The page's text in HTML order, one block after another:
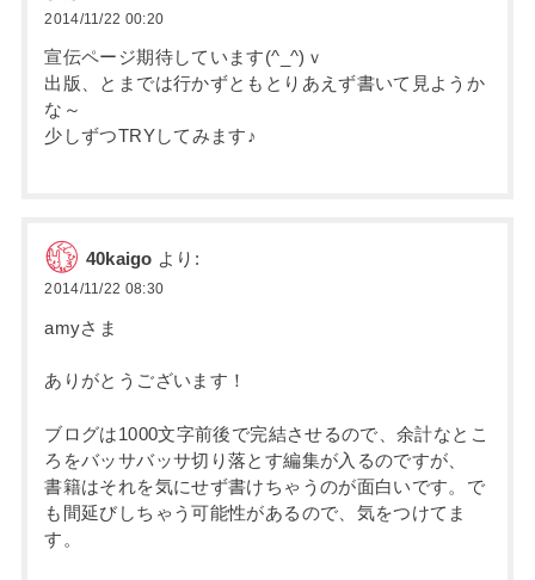
2014/11/22 00:20
宣伝ページ期待しています(^_^)ｖ
出版、とまでは行かずともとりあえず書いて見ようか
な～
少しずつTRYしてみます♪
40kaigo より:
2014/11/22 08:30
amyさま
ありがとうございます！
ブログは1000文字前後で完結させるので、余計なとこ
ろをバッサバッサ切り落とす編集が入るのですが、
書籍はそれを気にせず書けちゃうのが面白いです。で
も間延びしちゃう可能性があるので、気をつけてま
す。